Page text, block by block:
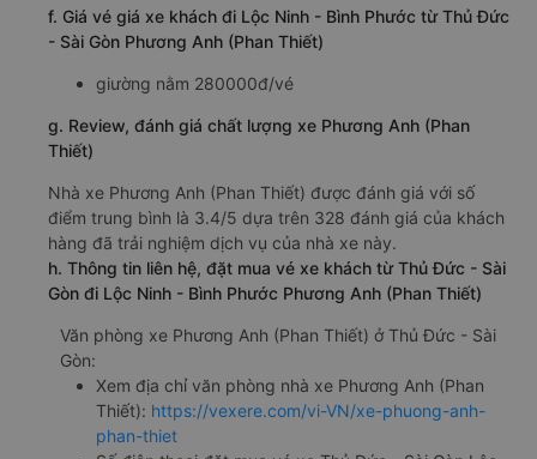
f. Giá vé giá xe khách đi Lộc Ninh - Bình Phước từ Thủ Đức
- Sài Gòn Phương Anh (Phan Thiết)
giường nằm 280000đ/vé
g. Review, đánh giá chất lượng xe Phương Anh (Phan
Thiết)
Nhà xe Phương Anh (Phan Thiết) được đánh giá với số
điểm trung bình là 3.4/5 dựa trên 328 đánh giá của khách
hàng đã trải nghiệm dịch vụ của nhà xe này.
h. Thông tin liên hệ, đặt mua vé xe khách từ Thủ Đức - Sài
Gòn đi Lộc Ninh - Bình Phước Phương Anh (Phan Thiết)
Văn phòng xe Phương Anh (Phan Thiết) ở Thủ Đức - Sài
Gòn:
Xem địa chỉ văn phòng nhà xe Phương Anh (Phan
Thiết): https://vexere.com/vi-VN/xe-phuong-anh-
phan-thiet